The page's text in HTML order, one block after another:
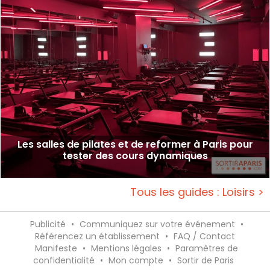
Les salles de pilates et de reformer à Paris pour
tester des cours dynamiques
Tous les guides : Loisirs >
Publicité • Communiquez sur votre événement •
Référencez un établissement • FAQ / Contact
Manifeste • Mentions légales • Paramètres de
confidentialité • Mon compte • Sortir de Paris